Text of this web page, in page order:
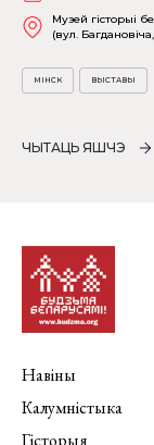
Музей гісторыі
(вул. Багдановіча,
МІНСК ВЫСТАВЫ
ЧЫТАЦЬ ЯШЧЭ
Навіны
Калумністыка
Гісторыя